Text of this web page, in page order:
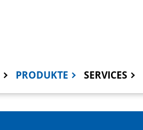
PRODUKTE SERVICES